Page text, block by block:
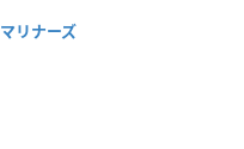
マリナーズ